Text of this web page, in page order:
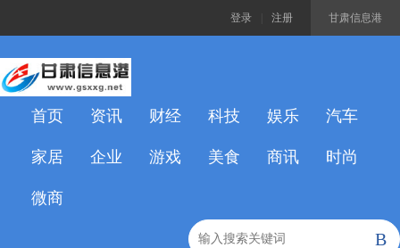
甘肃信息港
登录 注册
首页 资讯 财经 科技 娱乐 汽车
家居 企业 游戏 美食 商讯 时尚
微商
B